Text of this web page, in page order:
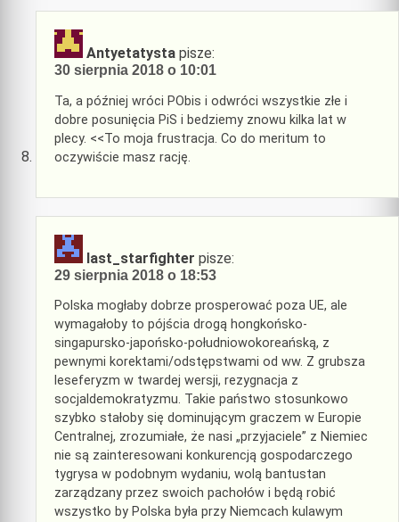
Antyetatysta pisze:
30 sierpnia 2018 o 10:01
Ta, a później wróci PObis i odwróci wszystkie złe i
dobre posunięcia PiS i bedziemy znowu kilka lat w
plecy. <<To moja frustracja. Co do meritum to
oczywiście masz rację.
last_starfighter pisze:
29 sierpnia 2018 o 18:53
Polska mogłaby dobrze prosperować poza UE, ale
wymagałoby to pójścia drogą hongkońsko-
singapursko-japońsko-południowokoreańską, z
pewnymi korektami/odstępstwami od ww. Z grubsza
leseferyzm w twardej wersji, rezygnacja z
socjaldemokratyzmu. Takie państwo stosunkowo
szybko stałoby się dominującym graczem w Europie
Centralnej, zrozumiałe, że nasi „przyjaciele” z Niemiec
nie są zainteresowani konkurencją gospodarczego
tygrysa w podobnym wydaniu, wolą bantustan
zarządzany przez swoich pachołów i będą robić
wszystko by Polska była przy Niemcach kulawym